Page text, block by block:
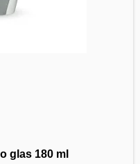
glas 180 ml